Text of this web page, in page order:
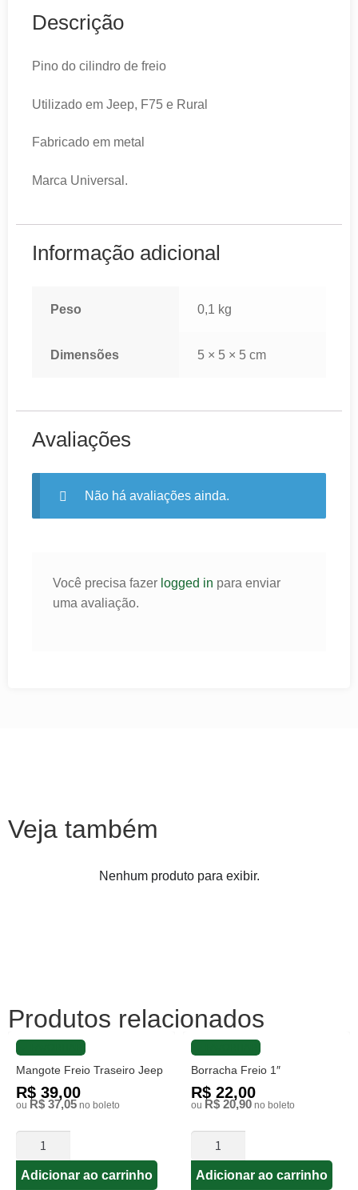
Descrição
Pino do cilindro de freio
Utilizado em Jeep, F75 e Rural
Fabricado em metal
Marca Universal.
Informação adicional
Peso 0,1 kg
Dimensões 5 × 5 × 5 cm
Avaliações
Não há avaliações ainda.
Você precisa fazer logged in para enviar
uma avaliação.
Veja também
Nenhum produto para exibir.
Produtos relacionados
Mangote Freio Traseiro Jeep
R$ 39,00
ou R$ 37,05 no boleto
Adicionar ao carrinho
Borracha Freio 1″
R$ 22,00
ou R$ 20,90 no boleto
Adicionar ao carrinho